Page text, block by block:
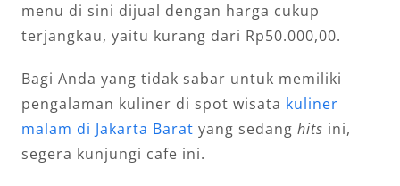
menu di sini dijual dengan harga cukup
terjangkau, yaitu kurang dari Rp50.000,00.
Bagi Anda yang tidak sabar untuk memiliki
pengalaman kuliner di spot wisata kuliner
malam di Jakarta Barat yang sedang hits ini,
segera kunjungi cafe ini.